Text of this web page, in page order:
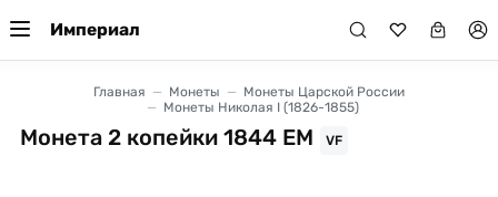
Империал
Главная Монеты
Монеты Царской России
Монеты Николая I (1826-1855)
Монета 2 копейки 1844 ЕМ VF